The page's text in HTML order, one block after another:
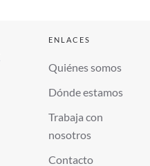
ENLACES
Quiénes somos
Dónde estamos
Trabaja con
nosotros
Contacto